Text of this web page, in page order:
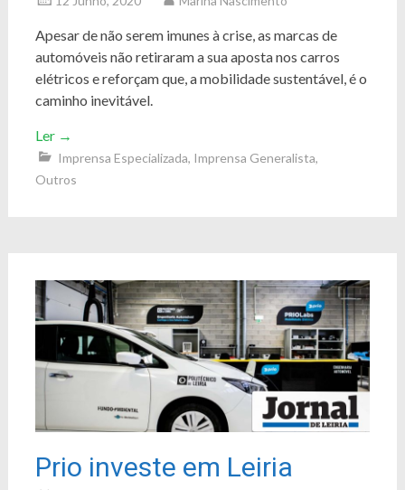
Apesar de não serem imunes à crise, as marcas de
automóveis não retiraram a sua aposta nos carros
elétricos e reforçam que, a mobilidade sustentável, é o
caminho inevitável.
Ler →
Imprensa Especializada, Imprensa Generalista,
Outros
Prio investe em Leiria